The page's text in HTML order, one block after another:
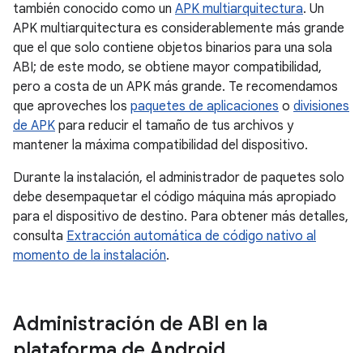
también conocido como un APK multiarquitectura. Un
APK multiarquitectura es considerablemente más grande
que el que solo contiene objetos binarios para una sola
ABI; de este modo, se obtiene mayor compatibilidad,
pero a costa de un APK más grande. Te recomendamos
que aproveches los paquetes de aplicaciones o divisiones
de APK para reducir el tamaño de tus archivos y
mantener la máxima compatibilidad del dispositivo.
Durante la instalación, el administrador de paquetes solo
debe desempaquetar el código máquina más apropiado
para el dispositivo de destino. Para obtener más detalles,
consulta Extracción automática de código nativo al
momento de la instalación.
Administración de ABI en la